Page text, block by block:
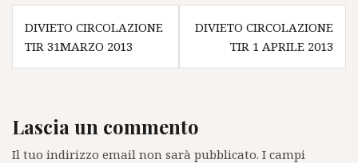
Navigazione
articoli
DIVIETO CIRCOLAZIONE
TIR 31MARZO 2013
DIVIETO CIRCOLAZIONE
TIR 1 APRILE 2013
Lascia un commento
Il tuo indirizzo email non sarà pubblicato. I campi